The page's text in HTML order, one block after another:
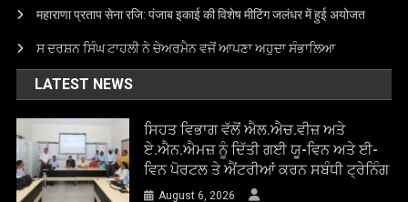
महाराणा प्रताप सेना रजि: पंजाब इकाई की विशेष मीटिंग जलंधर में हुई अयोजत
ਸ ਦਰਸ਼ਨ ਸਿੰਘ ਟਾਹਲੀ ਨੇ ਚੇਅਰਮੈਨ ਵਜੋਂ ਆਪਣਾ ਅਹੁਦਾ ਸੰਭਾਲਿਆ
LATEST NEWS
ਸਿਹਤ ਵਿਭਾਗ ਵੱਲੋਂ ਐਲ.ਐਚ.ਵੀਜ਼ ਅਤੇ
ਏ.ਐਨ.ਐਮਜ਼ ਨੂੰ ਦਿੱਤੀ ਗਈ ਯੂ-ਵਿਨ ਅਤੇ ਈ-
ਵਿਨ ਪੋਰਟਲ ਤੇ ਐਂਟਰੀਆਂ ਕਰਨ ਸਬੰਧੀ ਟ੍ਰੇਨਿੰਗ
August 6, 2026